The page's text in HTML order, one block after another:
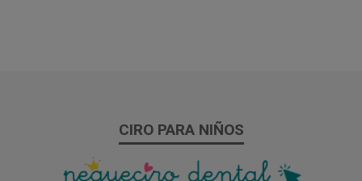
CIRO PARA NIÑOS